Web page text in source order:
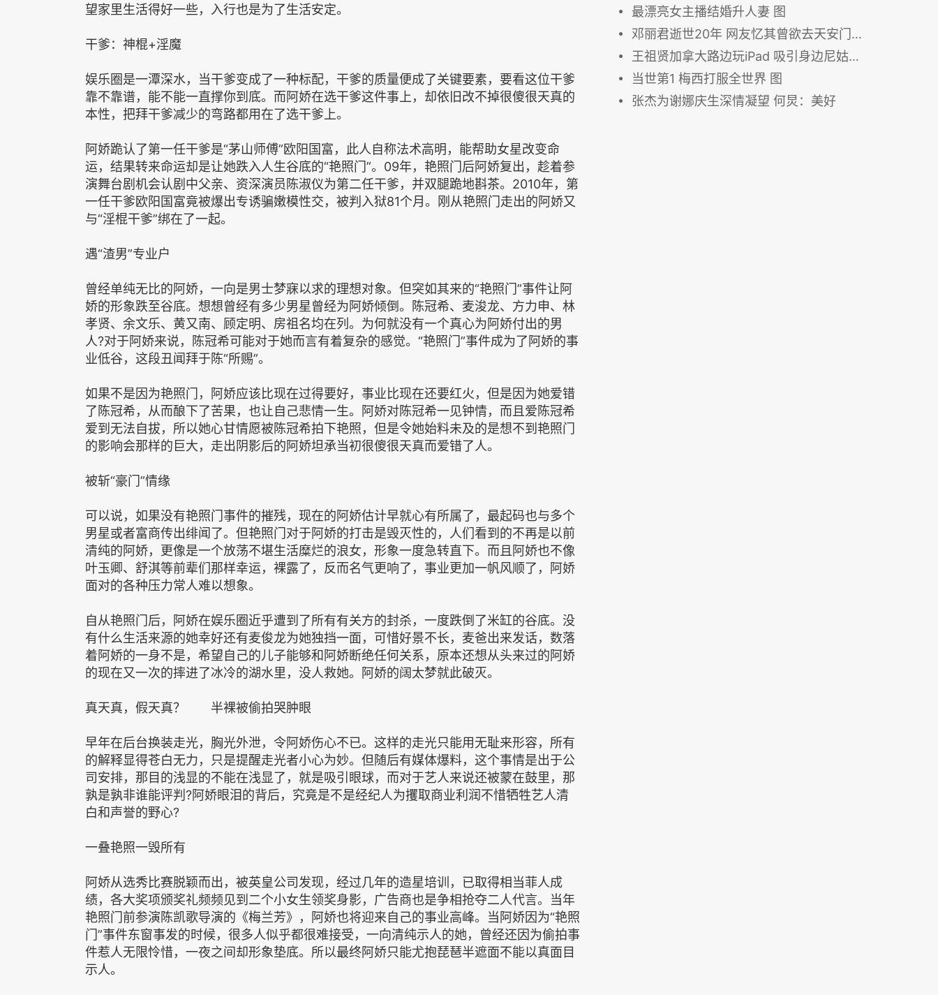
望家里生活得好一些，入行也是为了生活安定。
干爹：神棍+淫魔
娱乐圈是一潭深水，当干爹变成了一种标配，干爹的质量便成了关键要素，要看这位干爹
靠不靠谱，能不能一直撑你到底。而阿娇在选干爹这件事上，却依旧改不掉很傻很天真的
本性，把拜干爹减少的弯路都用在了选干爹上。
阿娇跪认了第一任干爹是“茅山师傅”欧阳国富，此人自称法术高明，能帮助女星改变命
运，结果转来命运却是让她跌入人生谷底的“艳照门”。09年，艳照门后阿娇复出，趁着参
演舞台剧机会认剧中父亲、资深演员陈淑仪为第二任干爹，并双腿跪地斟茶。2010年，第
一任干爹欧阳国富竟被爆出专诱骗嫩模性交，被判入狱81个月。刚从艳照门走出的阿娇又
与“淫棍干爹”绑在了一起。
遇“渣男”专业户
曾经单纯无比的阿娇，一向是男士梦寐以求的理想对象。但突如其来的“艳照门”事件让阿
娇的形象跌至谷底。想想曾经有多少男星曾经为阿娇倾倒。陈冠希、麦浚龙、方力申、林
孝贤、余文乐、黄又南、顾定明、房祖名均在列。为何就没有一个真心为阿娇付出的男
人?对于阿娇来说，陈冠希可能对于她而言有着复杂的感觉。“艳照门”事件成为了阿娇的事
业低谷，这段丑闻拜于陈“所赐”。
如果不是因为艳照门，阿娇应该比现在过得要好，事业比现在还要红火，但是因为她爱错
了陈冠希，从而酿下了苦果，也让自己悲情一生。阿娇对陈冠希一见钟情，而且爱陈冠希
爱到无法自拔，所以她心甘情愿被陈冠希拍下艳照，但是令她始料未及的是想不到艳照门
的影响会那样的巨大，走出阴影后的阿娇坦承当初很傻很天真而爱错了人。
被斩“豪门”情缘
可以说，如果没有艳照门事件的摧残，现在的阿娇估计早就心有所属了，最起码也与多个
男星或者富商传出绯闻了。但艳照门对于阿娇的打击是毁灭性的，人们看到的不再是以前
清纯的阿娇，更像是一个放荡不堪生活糜烂的浪女，形象一度急转直下。而且阿娇也不像
叶玉卿、舒淇等前辈们那样幸运，裸露了，反而名气更响了，事业更加一帆风顺了，阿娇
面对的各种压力常人难以想象。
自从艳照门后，阿娇在娱乐圈近乎遭到了所有有关方的封杀，一度跌倒了米缸的谷底。没
有什么生活来源的她幸好还有麦俊龙为她独挡一面，可惜好景不长，麦爸出来发话，数落
着阿娇的一身不是，希望自己的儿子能够和阿娇断绝任何关系，原本还想从头来过的阿娇
的现在又一次的摔进了冰冷的湖水里，没人救她。阿娇的阔太梦就此破灭。
真天真，假天真？ 半裸被偷拍哭肿眼
早年在后台换装走光，胸光外泄，令阿娇伤心不已。这样的走光只能用无耻来形容，所有
的解释显得苍白无力，只是提醒走光者小心为妙。但随后有媒体爆料，这个事情是出于公
司安排，那目的浅显的不能在浅显了，就是吸引眼球，而对于艺人来说还被蒙在鼓里，那
孰是孰非谁能评判?阿娇眼泪的背后，究竟是不是经纪人为攫取商业利润不惜牺牲艺人清
白和声誉的野心?
一叠艳照一毁所有
阿娇从选秀比赛脱颖而出，被英皇公司发现，经过几年的造星培训，已取得相当菲人成
绩，各大奖项颁奖礼频频见到二个小女生领奖身影，广告商也是争相抢夺二人代言。当年
艳照门前参演陈凯歌导演的《梅兰芳》，阿娇也将迎来自己的事业高峰。当阿娇因为“艳照
门”事件东窗事发的时候，很多人似乎都很难接受，一向清纯示人的她，曾经还因为偷拍事
件惹人无限怜惜，一夜之间却形象垫底。所以最终阿娇只能尤抱琵琶半遮面不能以真面目
示人。
最漂亮女主播结婚升人妻 图
邓丽君逝世20年 网友忆其曾欲去天安门声援六四
王祖贤加拿大路边玩iPad 吸引身边尼姑围观（图）
当世第1 梅西打服全世界 图
张杰为谢娜庆生深情凝望 何炅：美好